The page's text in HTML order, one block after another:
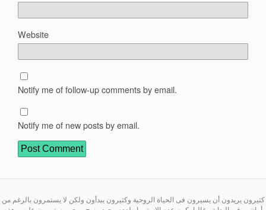
Website
Notify me of follow-up comments by email.
Notify me of new posts by email.
كثيرون يريدون أن يسيرون فى الحياة الروحية وكثيرون يبدأون ولكن لا يستمرون بالرغم من